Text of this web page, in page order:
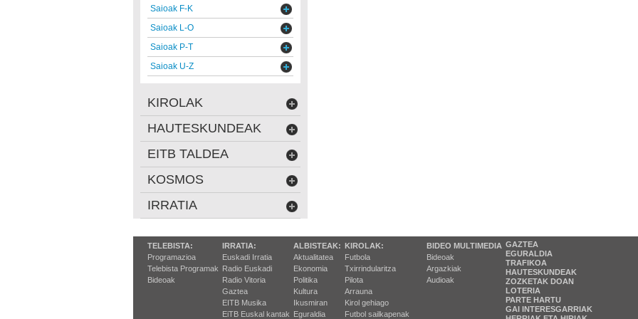
Saioak F-K
Saioak L-O
Saioak P-T
Saioak U-Z
KIROLAK
HAUTESKUNDEAK
EITB TALDEA
KOSMOS
IRRATIA
TELEBISTA:
Programazioa
Telebista Programak
Bideoak
IRRATIA:
Euskadi Irratia
Radio Euskadi
Radio Vitoria
Gaztea
EITB Musika
EiTB Euskal kantak
ALBISTEAK:
Aktualitatea
Ekonomia
Politika
Kultura
Ikusmiran
Eguraldia
KIROLAK:
Futbola
Txirrindularitza
Pilota
Arrauna
Kirol gehiago
Futbol sailkapenak
BIDEO MULTIMEDIA
Bideoak
Argazkiak
Audioak
GAZTEA
EGURALDIA
TRAFIKOA
HAUTESKUNDEAK
ZOZKETAK DOAN
LOTERIA
PARTE HARTU
GAI INTERESGARRIAK